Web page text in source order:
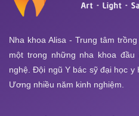
Nha khoa Alisa - Trung tâm
một trong những nha khoa
nghệ. Đội ngũ Y bác sỹ đại học y
Ương nhiều năm kinh nghiệm.